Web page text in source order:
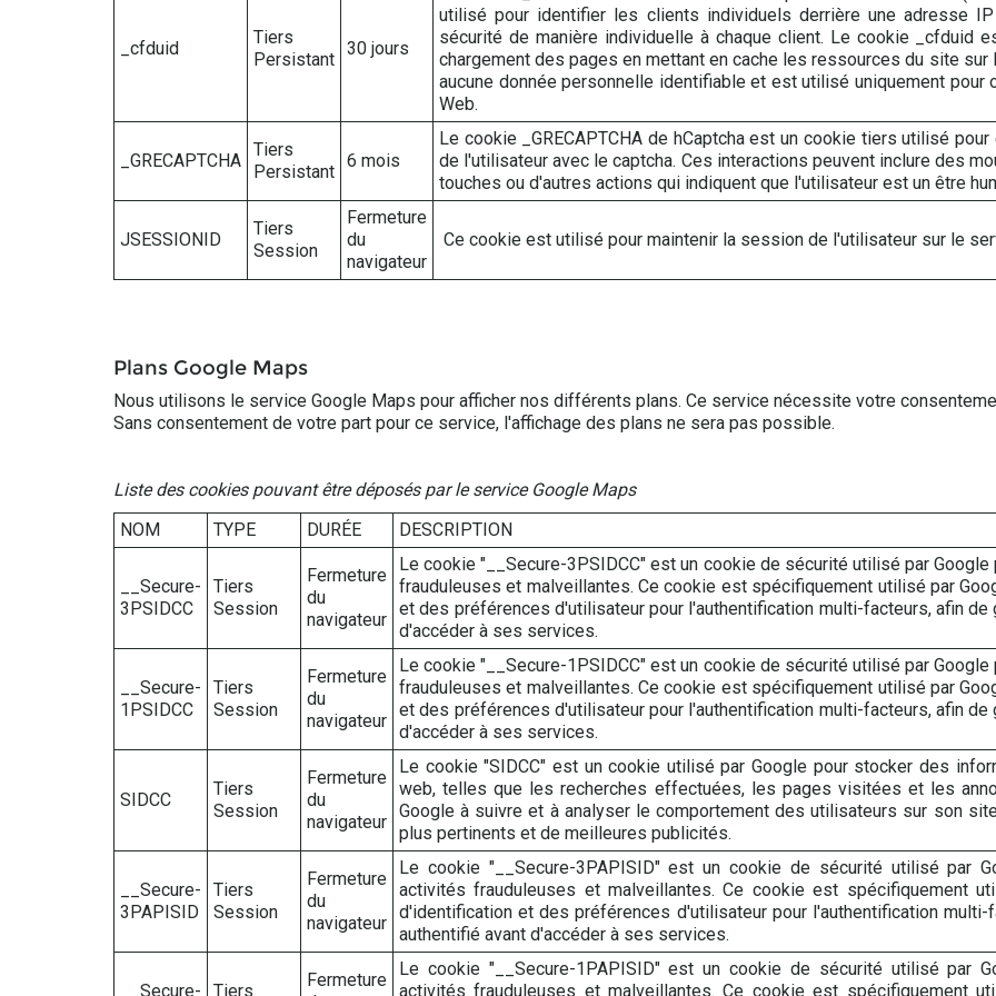
_cfduid
Tiers
Persistant
30 jours
utilisé pour identifier les clients individuels derrière une adresse
sécurité de manière individuelle à chaque client. Le cookie _cfduid
chargement des pages en mettant en cache les ressources du site
aucune donnée personnelle identifiable et est utilisé uniquement
Web.
_GRECAPTCHA
Tiers
Persistant
6 mois
Le cookie _GRECAPTCHA de hCaptcha est un cookie tiers utilisé
de l'utilisateur avec le captcha. Ces interactions peuvent inclure des
touches ou d'autres actions qui indiquent que l'utilisateur est un être
JSESSIONID
Tiers
Session
Fermeture
du
navigateur
Ce cookie est utilisé pour maintenir la session de l'utilisateur sur le
Plans Google Maps
Nous utilisons le service Google Maps pour afficher nos différents plans. Ce service nécessite votre
Sans consentement de votre part pour ce service, l'affichage des plans ne sera pas possible.
Liste des cookies pouvant être déposés par le service Google Maps
NOM
TYPE DURÉE DESCRIPTION
__Secure-
3PSIDCC
Tiers
Session
Fermeture
du
navigateur
Le cookie "__Secure-3PSIDCC" est un cookie de sécurité utilisé par
frauduleuses et malveillantes. Ce cookie est spécifiquement utilisé par
et des préférences d'utilisateur pour l'authentification multi-facteurs, afin
d'accéder à ses services.
__Secure-
1PSIDCC
Tiers
Session
Fermeture
du
navigateur
Le cookie "__Secure-1PSIDCC" est un cookie de sécurité utilisé par
frauduleuses et malveillantes. Ce cookie est spécifiquement utilisé par
et des préférences d'utilisateur pour l'authentification multi-facteurs, afin
d'accéder à ses services.
SIDCC
Tiers
Session
Fermeture
du
navigateur
Le cookie "SIDCC" est un cookie utilisé par Google pour stocker des
web, telles que les recherches effectuées, les pages visitées et les
Google à suivre et à analyser le comportement des utilisateurs sur son
plus pertinents et de meilleures publicités.
__Secure-
3PAPISID
Tiers
Session
Fermeture
du
navigateur
Le cookie "__Secure-3PAPISID" est un cookie de sécurité utilisé par
activités frauduleuses et malveillantes. Ce cookie est spécifiquement
d'identification et des préférences d'utilisateur pour l'authentification
authentifié avant d'accéder à ses services.
__Secure- Tiers
Fermeture
Le cookie "__Secure-1PAPISID" est un cookie de sécurité utilisé par
activités frauduleuses et malveillantes. Ce cookie est spécifiquement